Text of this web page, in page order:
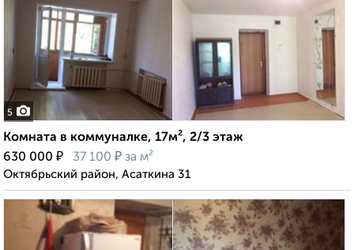
5
Комната в коммуналке, 17м², 2/3 этаж
630 000 ₽ 37 100 ₽ за м²
Октябрьский район, Асаткина 31